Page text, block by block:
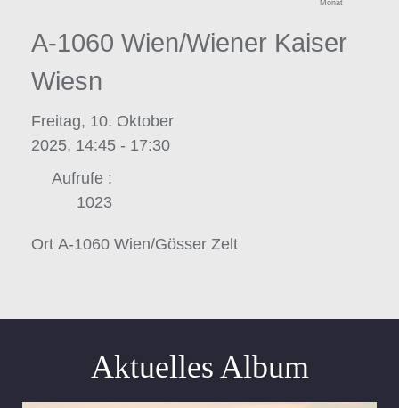
Monat
A-1060 Wien/Wiener Kaiser
Wiesn
Freitag, 10. Oktober
2025, 14:45 - 17:30
Aufrufe:
1023
Ort A-1060 Wien/Gösser Zelt
Aktuelles Album